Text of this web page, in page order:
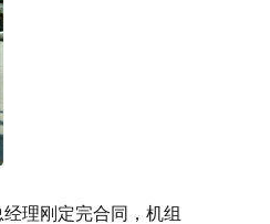
理刚定完合同，机组